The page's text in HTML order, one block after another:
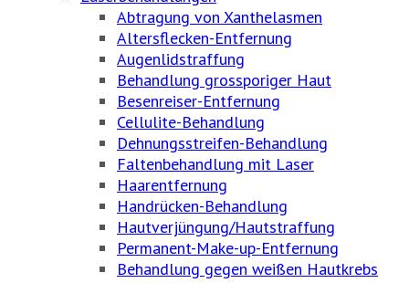
Abtragung von Xanthelasmen
Altersflecken-Entfernung
Augenlidstraffung
Behandlung grossporiger Haut
Besenreiser-Entfernung
Cellulite-Behandlung
Dehnungsstreifen-Behandlung
Faltenbehandlung mit Laser
Haarentfernung
Handrücken-Behandlung
Hautverjüngung/Hautstraffung
Permanent-Make-up-Entfernung
Behandlung gegen weißen Hautkrebs